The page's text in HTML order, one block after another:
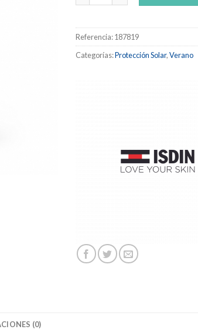
Referencia:187819
Categorías:Protección Solar,Verano
(0)